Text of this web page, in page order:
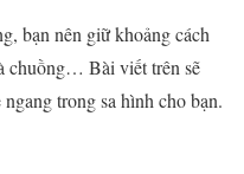
bạn nên giữ khoảng cách
chuồng… Bài viết trên sẽ
trong sa hình cho bạn.